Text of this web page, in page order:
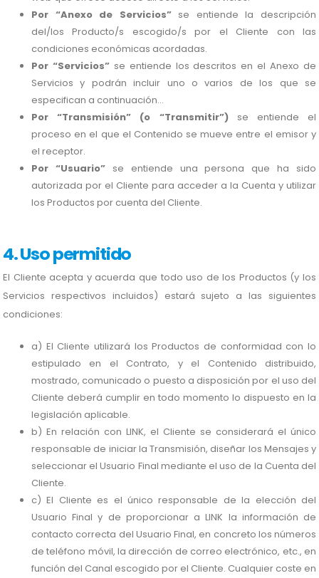
Por “Anexo de Servicios”se entiende la descripción
del/los Producto/s escogido/s por el Cliente con las
condiciones económicas acordadas.
Por “Servicios”se entiende los descritos en el Anexo de
Servicios y podrán incluir uno o varios de los que se
especifican a continuación...
Por “Transmisión” (o “Transmitir”)se entiende el
proceso en el que el Contenido se mueve entre el emisor y
el receptor.
Por “Usuario”se entiende una persona que ha sido
autorizada por el Cliente para acceder a la Cuenta y utilizar
los Productos por cuenta del Cliente.
4. Uso permitido
El Cliente acepta y acuerda que todo uso de los Productos (y los
Servicios respectivos incluidos) estará sujeto a las siguientes
condiciones:
a) El Cliente utilizará los Productos de conformidad con lo
estipulado en el Contrato, y el Contenido distribuido,
mostrado, comunicado o puesto a disposición por el uso del
Cliente deberá cumplir en todo momento lo dispuesto en la
legislación aplicable.
b) En relación con LINK, el Cliente se considerará el único
responsable de iniciar la Transmisión, diseñar los Mensajes y
seleccionar el Usuario Final mediante el uso de la Cuenta del
Cliente.
c) El Cliente es el único responsable de la elección del
Usuario Final y de proporcionar a LINK la información de
contacto correcta del Usuario Final, en concreto los números
de teléfono móvil, la dirección de correo electrónico, etc., en
función del Canal escogido por el Cliente. Cualquier coste en